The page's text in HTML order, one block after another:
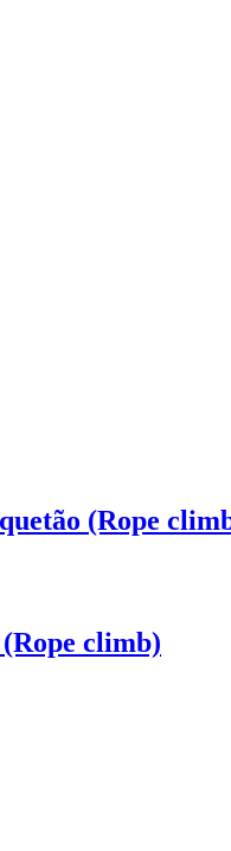
(Rope
climb)